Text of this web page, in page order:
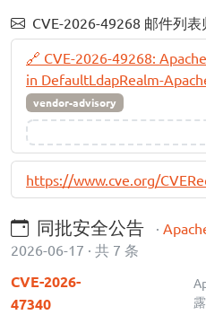
CVE-2026-49268 邮件列表
🔗 CVE-2026-49268:
in DefaultLdapRealm-
vendor-advisory
https://www.cve.org/
同批安全公告 ·
2026-06-17 · 共 7 条
CVE-2026-
47340